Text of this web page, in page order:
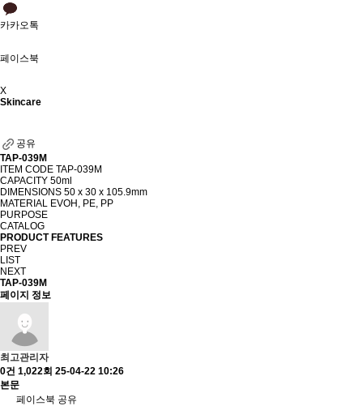
카카오톡
페이스북
X
Skincare
공유
TAP-039M
ITEM CODE TAP-039M
CAPACITY 50ml
DIMENSIONS 50 x 30 x 105.9mm
MATERIAL EVOH, PE, PP
PURPOSE
CATALOG
PRODUCT FEATURES
PREV
LIST
NEXT
TAP-039M
페이지 정보
최고관리자
0건 1,022회 25-04-22 10:26
본문
페이스북 공유